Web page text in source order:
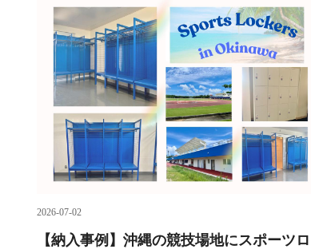
2026-07-02
【納入事例】沖縄の競技場地にスポーツロ